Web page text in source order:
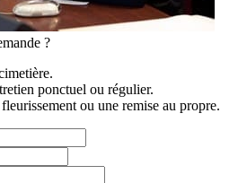
?
ponctuel ou régulier.
ou une remise au propre.